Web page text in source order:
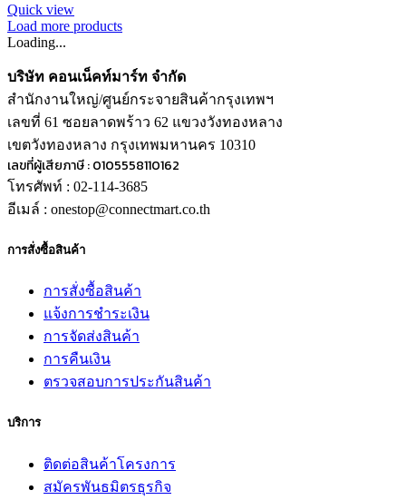
Quick view
Load more products
Loading...
บริษัท คอนเน็คท์มาร์ท จำกัด
สำนักงานใหญ่/ศูนย์กระจายสินค้ากรุงเทพฯ
เลขที่ 61 ซอยลาดพร้าว 62 แขวงวังทองหลาง
เขตวังทองหลาง กรุงเทพมหานคร 10310
เลขที่ผู้เสียภาษี : 0105558110162
โทรศัพท์ : 02-114-3685
อีเมล์ : onestop@connectmart.co.th
การสั่งซื้อสินค้า
การสั่งซื้อสินค้า
แจ้งการชำระเงิน
การจัดส่งสินค้า
การคืนเงิน
ตรวจสอบการประกันสินค้า
บริการ
ติดต่อสินค้าโครงการ
สมัครพันธมิตรธุรกิจ